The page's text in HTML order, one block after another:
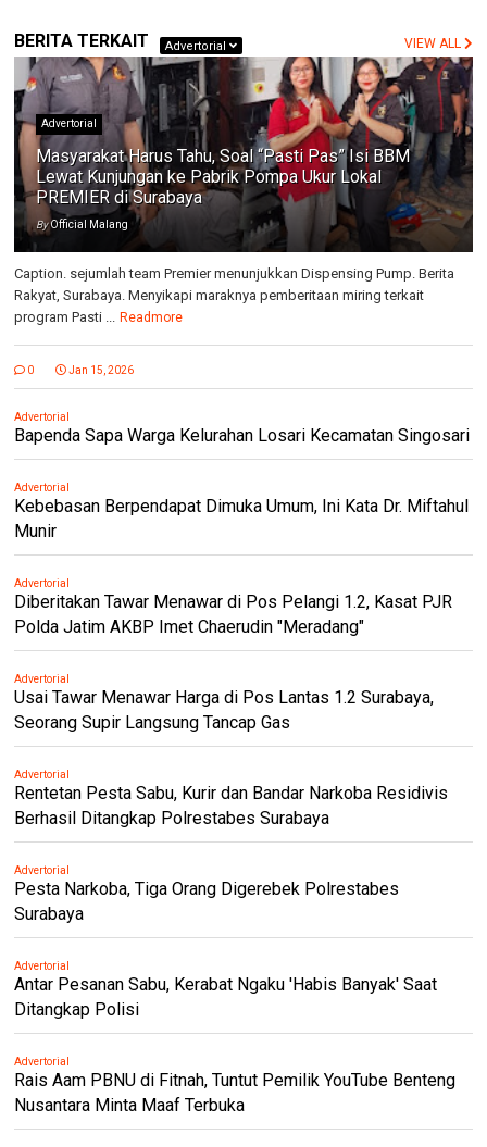
BERITA TERKAIT Advertorial VIEW ALL
Advertorial
Masyarakat Harus Tahu, Soal “Pasti Pas” Isi BBM
Lewat Kunjungan ke Pabrik Pompa Ukur Lokal
PREMIER di Surabaya
ByOfficial Malang
Caption. sejumlah team Premier menunjukkan Dispensing Pump. Berita
Rakyat, Surabaya. Menyikapi maraknya pemberitaan miring terkait
program Pasti ...
Readmore
0 Jan 15, 2026
Advertorial
Bapenda Sapa Warga Kelurahan Losari Kecamatan Singosari
Advertorial
Kebebasan Berpendapat Dimuka Umum, Ini Kata Dr. Miftahul
Munir
Advertorial
Diberitakan Tawar Menawar di Pos Pelangi 1.2, Kasat PJR
Polda Jatim AKBP Imet Chaerudin "Meradang"
Advertorial
Usai Tawar Menawar Harga di Pos Lantas 1.2 Surabaya,
Seorang Supir Langsung Tancap Gas
Advertorial
Rentetan Pesta Sabu, Kurir dan Bandar Narkoba Residivis
Berhasil Ditangkap Polrestabes Surabaya
Advertorial
Pesta Narkoba, Tiga Orang Digerebek Polrestabes
Surabaya
Advertorial
Antar Pesanan Sabu, Kerabat Ngaku 'Habis Banyak' Saat
Ditangkap Polisi
Advertorial
Rais Aam PBNU di Fitnah, Tuntut Pemilik YouTube Benteng
Nusantara Minta Maaf Terbuka